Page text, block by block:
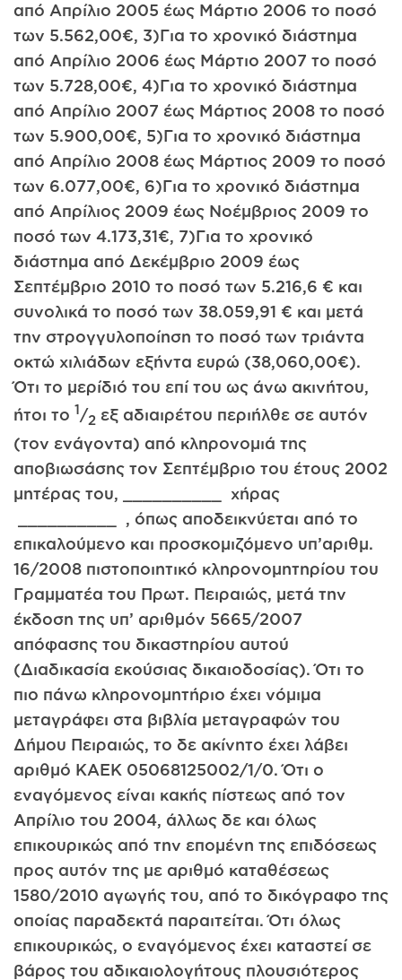
από Απρίλιο 2005 έως Μάρτιο 2006 το ποσό
των 5.562,00€, 3)Για το χρονικό διάστημα
από Απρίλιο 2006 έως Μάρτιο 2007 το ποσό
των 5.728,00€, 4)Για το χρονικό διάστημα
από Απρίλιο 2007 έως Μάρτιος 2008 το ποσό
των 5.900,00€, 5)Για το χρονικό διάστημα
από Απρίλιο 2008 έως Μάρτιος 2009 το ποσό
των 6.077,00€, 6)Για το χρονικό διάστημα
από Απρίλιος 2009 έως Νοέμβριος 2009 το
ποσό των 4.173,31€, 7)Για το χρονικό
διάστημα από Δεκέμβριο 2009 έως
Σεπτέμβριο 2010 το ποσό των 5.216,6 € και
συνολικά το ποσό των 38.059,91 € και μετά
την στρογγυλοποίηση το ποσό των τριάντα
οκτώ χιλιάδων εξήντα ευρώ (38,060,00€).
Ότι το μερίδιό του επί του ως άνω ακινήτου,
ήτοι το 1/2 εξ αδιαιρέτου περιήλθε σε αυτόν
(τον ενάγοντα) από κληρονομιά της
αποβιωσάσης τον Σεπτέμβριο του έτους 2002
μητέρας του, __________ χήρας
__________ , όπως αποδεικνύεται από το
επικαλούμενο και προσκομιζόμενο υπ’αριθμ.
16/2008 πιστοποιητικό κληρονομητηρίου του
Γραμματέα του Πρωτ. Πειραιώς, μετά την
έκδοση της υπ’ αριθμόν 5665/2007
απόφασης του δικαστηρίου αυτού
(Διαδικασία εκούσιας δικαιοδοσίας). Ότι το
πιο πάνω κληρονομητήριο έχει νόμιμα
μεταγράφει στα βιβλία μεταγραφών του
Δήμου Πειραιώς, το δε ακίνητο έχει λάβει
αριθμό ΚΑΕΚ 05068125002/1/0. Ότι ο
εναγόμενος είναι κακής πίστεως από τον
Απρίλιο του 2004, άλλως δε και όλως
επικουρικώς από την επομένη της επιδόσεως
προς αυτόν της με αριθμό καταθέσεως
1580/2010 αγωγής του, από το δικόγραφο της
οποίας παραδεκτά παραιτείται. Ότι όλως
επικουρικώς, ο εναγόμενος έχει καταστεί σε
βάρος του αδικαιολογήτους πλουσιότερος